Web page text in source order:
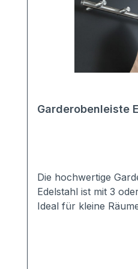
Garderobenleiste
Die hochwertige
Edelstahl ist mit 3
Ideal für kleine